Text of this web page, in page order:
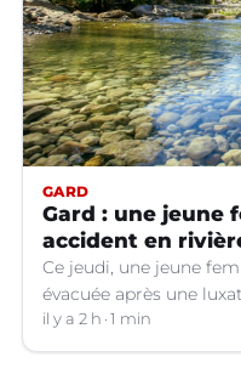
GARD
Gard : une jeune
accident en
Ce jeudi, une jeune
évacuée après une
plongeon dans une
Valborgne (Gard).
il y a 2 h 1 min